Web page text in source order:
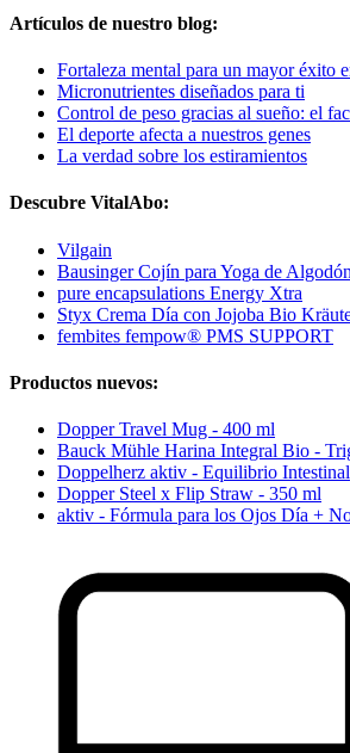
Artículos de nuestro blog:
Fortaleza mental para un mayor éxito
Micronutrientes diseñados para ti
Control de peso gracias al sueño: el
El deporte afecta a nuestros genes
La verdad sobre los estiramientos
Descubre VitalAbo:
Vilgain
Bausinger Cojín para Yoga de
pure encapsulations Energy Xtra
Styx Crema Día con Jojoba Bio
fembites fempow® PMS SUPPORT
Productos nuevos:
Dopper Travel Mug - 400 ml
Bauck Mühle Harina Integral Bio -
Doppelherz aktiv - Equilibrio Intestinal
Dopper Steel x Flip Straw - 350 ml
aktiv - Fórmula para los Ojos Día +